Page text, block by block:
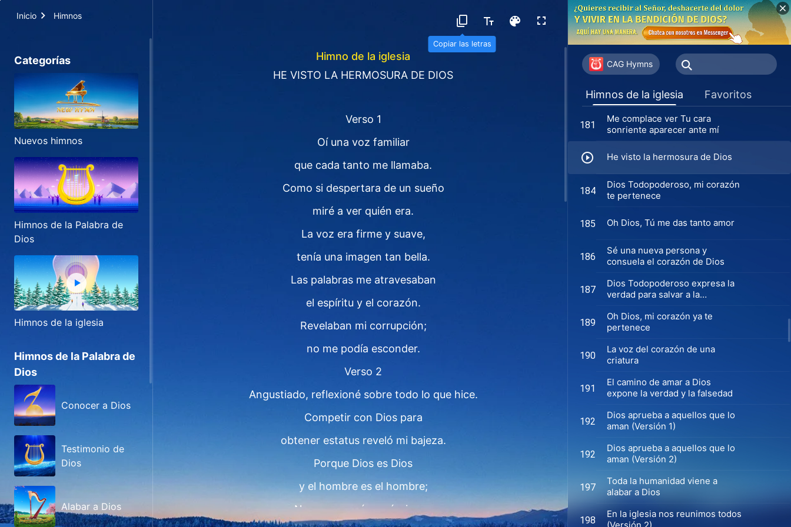
Inicio Himnos
Copiar las letras
Categorías
Nuevos himnos
Himnos de la Palabra de
Dios
Himnos de la iglesia
Himnos de la Palabra de
Dios
Conocer a Dios
Testimonio de
Dios
Alabar a Dios
Himno de la iglesia
HE VISTO LA HERMOSURA DE DIOS
Verso 1
Oí una voz familiar
que cada tanto me llamaba.
Como si despertara de un sueño
miré a ver quién era.
La voz era firme y suave,
tenía una imagen tan bella.
Las palabras me atravesaban
el espíritu y el corazón.
Revelaban mi corrupción;
no me podía esconder.
Verso 2
Angustiado, reflexioné sobre todo lo que hice.
Competir con Dios para
obtener estatus reveló mi bajeza.
Porque Dios es Dios
y el hombre es el hombre;
No me conocía a mí mismo.
CAG Hymns
Himnos de la iglesia Favoritos
176
Correr hacia la senda de la luz
(Coro)
177 He decidido seguir a Dios
178
descendientes de Moab
181
Me complace ver Tu cara
sonriente aparecer ante mí
He visto la hermosura de Dios
184
Dios Todopoderoso, mi corazón
te pertenece
185 Oh Dios, Tú me das tanto amor
186
Sé una nueva persona y
consuela el corazón de Dios
187
Dios Todopoderoso expresa la
verdad para salvar a la
189
Oh Dios, mi corazón ya te
pertenece
190
La voz del corazón de una
criatura
191
El camino de amar a Dios
expone la verdad y la falsedad
192
Dios aprueba a aquellos que lo
aman (Versión 1)
192
Dios aprueba a aquellos que lo
aman (Versión 2)
197
Toda la humanidad viene a
alabar a Dios
198
En la iglesia nos reunimos todos